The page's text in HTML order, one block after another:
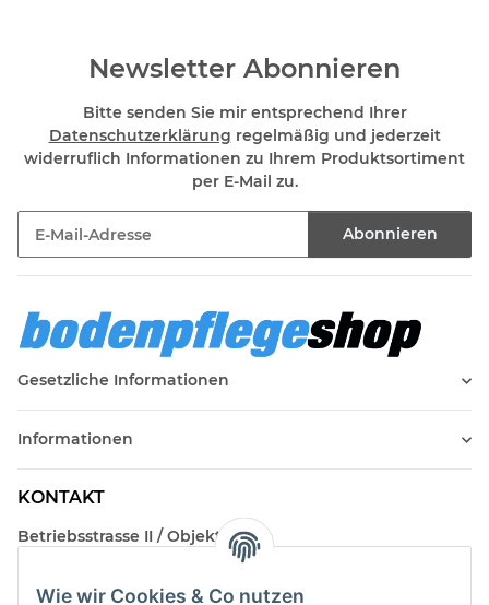
Wie wir Cookies & Co nutzen
Newsletter Abonnieren
Bitte senden Sie mir entsprechend Ihrer
Datenschutzerklärung regelmäßig und jederzeit
widerruflich Informationen zu Ihrem Produktsortiment
per E-Mail zu.
Abonnieren
Gesetzliche Informationen
Informationen
KONTAKT
Betriebsstrasse II / Objekt 17
Kontakt